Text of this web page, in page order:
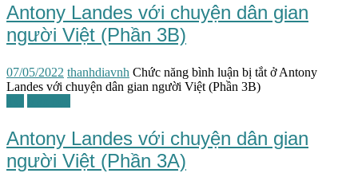
Antony Landes với chuyện dân gian
người Việt (Phần 3B)
07/05/2022 thanhdiavnh Chức năng bình luận bị tắt ở Antony
Landes với chuyện dân gian người Việt (Phần 3B)
Antony Landes với chuyện dân gian
người Việt (Phần 3A)